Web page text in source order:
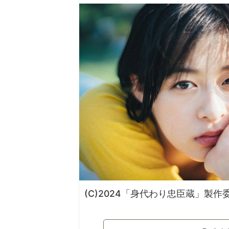
(C)2024「身代わり忠臣蔵」製作